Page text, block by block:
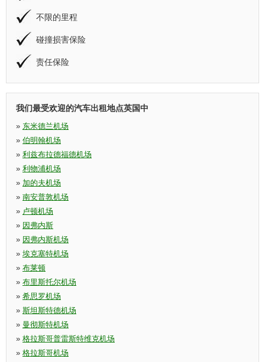
不限的里程
碰撞损害保险
责任保险
我们最受欢迎的汽车出租地点英国中
» 东米德兰机场
» 伯明翰机场
» 利兹布拉德福德机场
» 利物浦机场
» 加的夫机场
» 南安普敦机场
» 卢顿机场
» 因弗内斯
» 因弗内斯机场
» 埃克塞特机场
» 布莱顿
» 布里斯托尔机场
» 希思罗机场
» 斯坦斯特德机场
» 曼彻斯特机场
» 格拉斯哥普雷斯特维克机场
» 格拉斯哥机场